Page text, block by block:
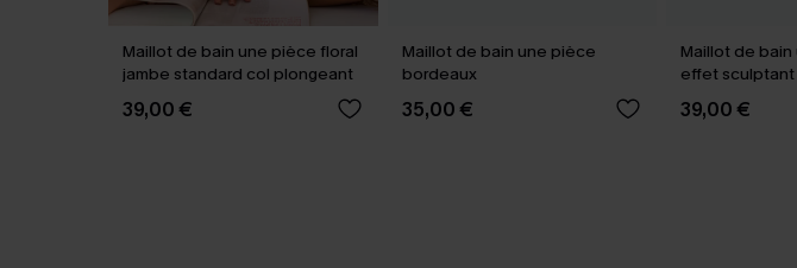
Maillot de bain une pièce floral
jambe standard col plongeant
39,00 €
Maillot de bain une pièce
bordeaux
35,00 €
Maillot de
effet sculptant
39,00 €